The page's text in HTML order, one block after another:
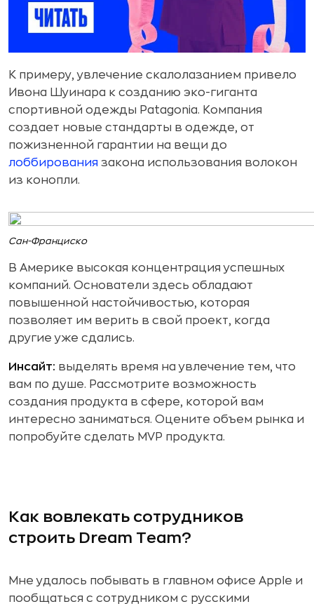
К примеру, увлечение скалолазанием привело
Ивона Шуинара к созданию эко-гиганта
спортивной одежды Patagonia. Компания
создает новые стандарты в одежде, от
пожизненной гарантии на вещи до
лоббирования закона использования волокон
из конопли.
Сан-Франциско
В Америке высокая концентрация успешных
компаний. Основатели здесь обладают
повышенной настойчивостью, которая
позволяет им верить в свой проект, когда
другие уже сдались.
Инсайт: выделять время на увлечение тем, что
вам по душе. Рассмотрите возможность
создания продукта в сфере, которой вам
интересно заниматься. Оцените объем рынка и
попробуйте сделать MVP продукта.
Как вовлекать сотрудников
строить Dream Team?
Мне удалось побывать в главном офисе Apple и
пообщаться с сотрудником с русскими